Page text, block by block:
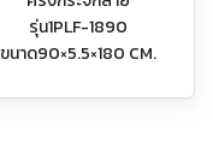
รุ่น1PLF-1890
ขนาด90×5.5×180 CM.